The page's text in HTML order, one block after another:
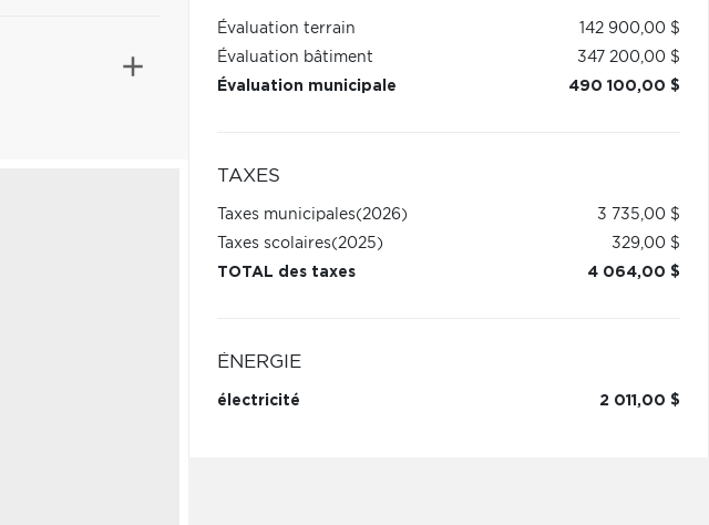
Évaluation terrain
142 900,00 $
Évaluation bâtiment
347 200,00 $
Évaluation municipale
490 100,00 $
TAXES
Taxes municipales(2026)
3 735,00 $
Taxes scolaires(2025)
329,00 $
TOTAL des taxes
4 064,00 $
ÉNERGIE
électricité 2 011,00 $